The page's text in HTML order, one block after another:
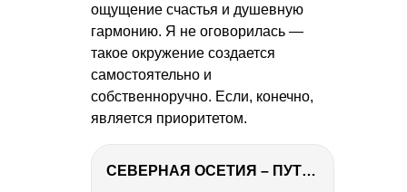
ощущение счастья и душевную
гармонию. Я не оговорилась —
такое окружение создается
самостоятельно и
собственноручно. Если, конечно,
является приоритетом.
СЕВЕРНАЯ ОСЕТИЯ – ПУТЕШЕСТВИЕ НА КАВКАЗ часть 4